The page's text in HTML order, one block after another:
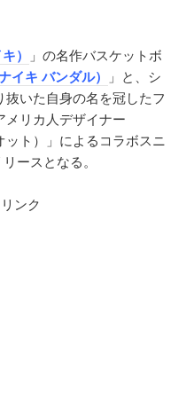
）
」の名作バスケットボ
イキ バンダル）
」と、シ
いた自身の名を冠したフ
メリカ人デザイナー
ット）」によるコラボスニ
ースとなる。
ンク